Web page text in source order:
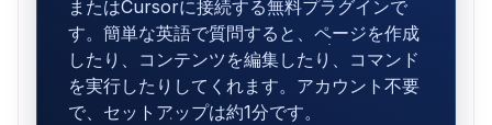
またはCursorに接続する無料プラグインで
す。簡単な英語で質問すると、ページを作成
したり、コンテンツを編集したり、コマンド
を実行したりしてくれます。アカウント不要
で、セットアップは約1分です。